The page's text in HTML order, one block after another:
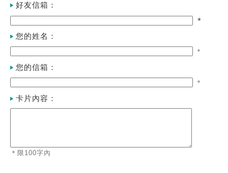
好友信箱：
＊
您的姓名：
＊
您的信箱：
＊
卡片內容：
＊限100字內